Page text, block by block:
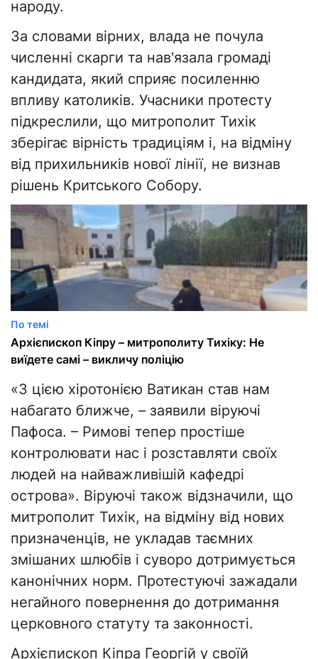
народу.
За словами вірних, влада не почула
численні скарги та нав'язала громаді
кандидата, який сприяє посиленню
впливу католиків. Учасники протесту
підкреслили, що митрополит Тихік
зберігає вірність традиціям і, на відміну
від прихильників нової лінії, не визнав
рішень Критського Собору.
По темі
Архієпископ Кіпру – митрополиту Тихіку: Не
виїдете самі – викличу поліцію
«З цією хіротонією Ватикан став нам
набагато ближче, – заявили віруючі
Пафоса. – Римові тепер простіше
контролювати нас і розставляти своїх
людей на найважливішій кафедрі
острова». Віруючі також відзначили, що
митрополит Тихік, на відміну від нових
призначенців, не укладав таємних
змішаних шлюбів і суворо дотримується
канонічних норм. Протестуючі зажадали
негайного повернення до дотримання
церковного статуту та законності.
Архієпископ Кіпра Георгій у своїй